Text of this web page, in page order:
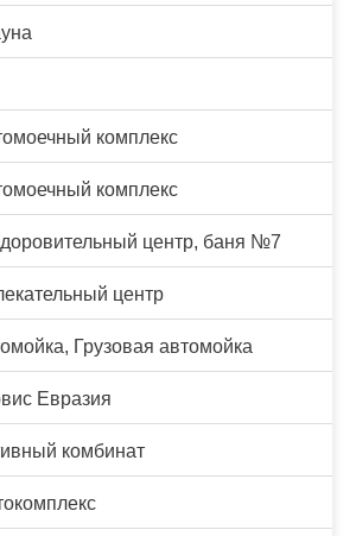
комплекс
комплекс
центр, баня №7
центр
Грузовая автомойка
Евразия
комбинат